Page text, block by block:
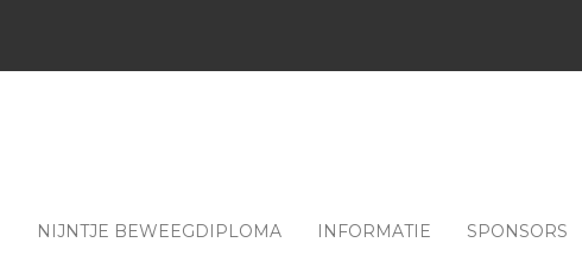
NIJNTJE BEWEEGDIPLOMA INFORMATIE SPONSORS